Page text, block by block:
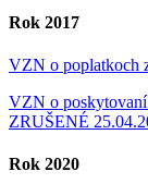
Rok 2017
VZN o poplatkoch
VZN o
ZRUŠENÉ
Rok 2020